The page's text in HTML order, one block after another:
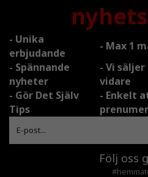
- Unika
erbjudande
- Max 1
- Spännande
nyheter
- Vi säljer
vidare
- Gör Det Själv
Tips
- Enkelt
Följ oss